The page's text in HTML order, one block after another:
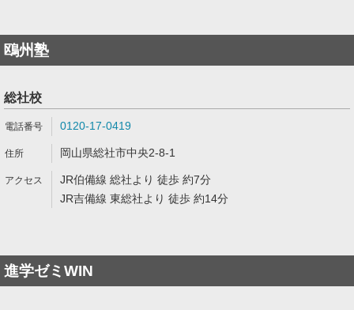
鴎州塾
総社校
0120-17-0419
岡山県総社市中央2-8-1
JR伯備線 総社より 徒歩 約7分
JR吉備線 東総社より 徒歩 約14分
進学ゼミWIN